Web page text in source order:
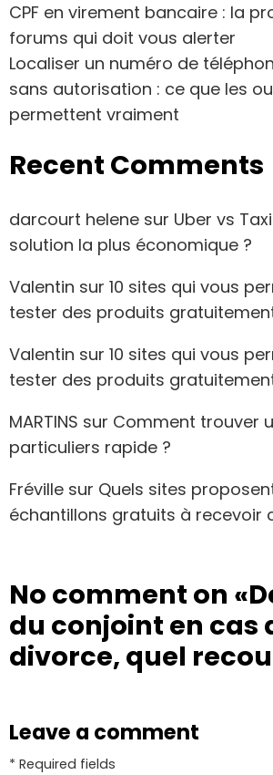
CPF en virement bancaire : la
forums qui doit vous alerter
Localiser un numéro de
sans autorisation : ce que les
permettent vraiment
Recent Comments
darcourt helene sur Uber vs
solution la plus économique ?
Valentin sur 10 sites qui vous
tester des produits
Valentin sur 10 sites qui vous
tester des produits
MARTINS sur Comment trouver
particuliers rapide ?
Fréville sur Quels sites
échantillons gratuits à recevoir
No comment on
du conjoint en cas
divorce, quel
Leave a comment
* Required fields